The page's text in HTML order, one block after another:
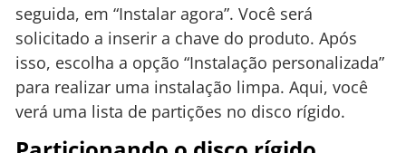
seguida, em “Instalar agora”. Você será
solicitado a inserir a chave do produto. Após
isso, escolha a opção “Instalação personalizada”
para realizar uma instalação limpa. Aqui, você
verá uma lista de partições no disco rígido.